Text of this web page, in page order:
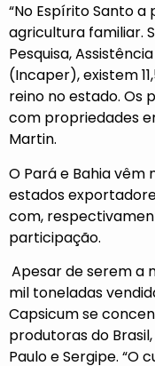
“No Espírito Santo
agricultura familiar.
Pesquisa,
(Incaper), existem
reino no estado. Os
com propriedades
Martin.
O Pará e Bahia vêm
estados
com,
participação.
Apesar de serem a
mil toneladas
Capsicum se
produtoras do
Paulo e Sergipe. “O